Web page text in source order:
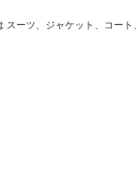
ーツ、ジャケット、コート